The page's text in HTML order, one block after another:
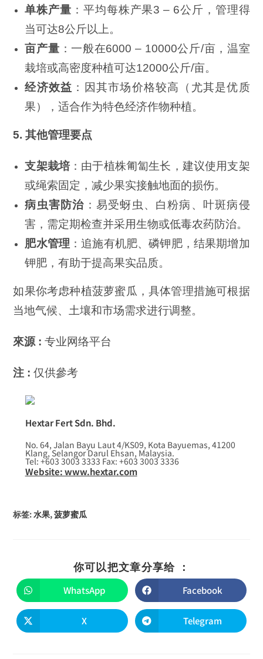
单株产量 ：平均每株产果3 – 6公斤，管理得
当可达8公斤以上。
亩产量 ：一般在6000 – 10000公斤/亩，温室
栽培或高密度种植可达12000公斤/亩。
经济效益 ：因其市场价格较高（尤其是优质
果），适合作为特色经济作物种植。
5. 其他管理要点
支架栽培：由于植株匍匐生长，建议使用支架
或绳索固定，减少果实接触地面的损伤。
病虫害防治 ：易受蚜虫、白粉病、叶斑病侵
害，需定期检查并采用生物或低毒农药防治。
肥水管理 ：追施有机肥、磷钾肥，结果期增加
钾肥，有助于提高果实品质。
如果你考虑种植菠萝蜜瓜，具体管理措施可根据
当地气候、土壤和市场需求进行调整。
來源 : 专业网络平台
注 : 仅供參考
Hextar Fert Sdn. Bhd.
No. 64, Jalan Bayu Laut 4/KS09, Kota Bayuemas, 41200
Klang, Selangor Darul Ehsan, Malaysia.
Tel: +603 3003 3333 Fax: +603 3003 3336
Website: www.hextar.com
标签:水果,菠萝蜜瓜
你可以把文章分享给 ：
WhatsApp Facebook
X Telegram